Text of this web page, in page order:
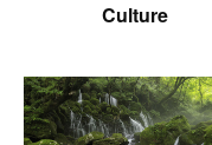
Culture